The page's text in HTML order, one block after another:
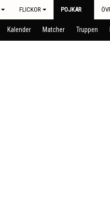
FLICKOR POJKAR
Kalender Matcher Truppen